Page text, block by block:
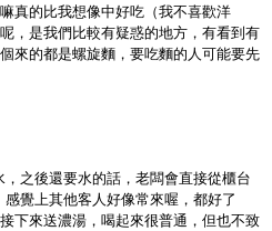
真的比我想像中好吃（我不喜歡洋
，是我們比較有疑惑的地方，有看到有
來的都是螺旋麵，要吃麵的人可能要先
，之後還要水的話，老闆會直接從櫃台
覺上其他客人好像常來喔，都好了
下來送濃湯，喝起來很普通，但也不致